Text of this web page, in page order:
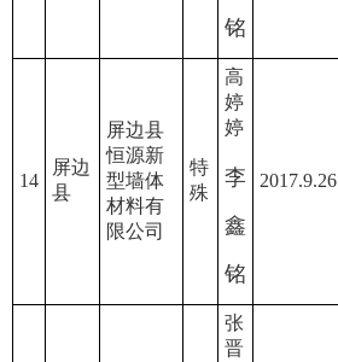
铭
14
屏边
县
屏边县
恒源新
型墙体
材料有
限公司
特
殊
高
婷
婷
李
鑫
铭
2017.9.26
张
晋